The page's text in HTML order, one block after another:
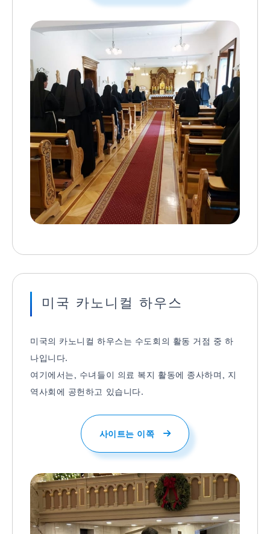
미국 카노니컬 하우스
미국의 카노니컬 하우스는 수도회의 활동 거점 중 하
나입니다.
여기에서는, 수녀들이 의료 복지 활동에 종사하며, 지
역사회에 공헌하고 있습니다.
사이트는 이쪽